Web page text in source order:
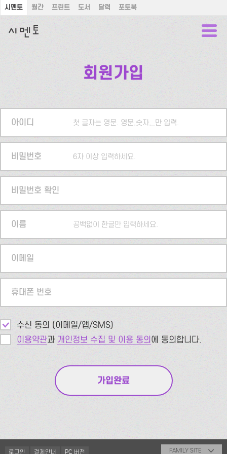
시멘토 월간 프린트 도서 달력 포토북
회원가입
아이디 첫 글자는 영문. 영문,숫자,_만 입력.
비밀번호 6자 이상 입력하세요.
비밀번호 확인
이름 공백없이 한글만 입력하세요.
이메일
휴대폰 번호
수신 동의 (이메일/앱/SMS)
이용약관과 개인정보 수집 및 이용 동의에 동의합니다.
로그인 결제안내 PC 버전 FAMILY SITE